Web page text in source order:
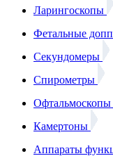
Ларингоскопы
Фетальные
Секундомеры
Спирометры
Офтальмоскопы
Камертоны
Аппараты